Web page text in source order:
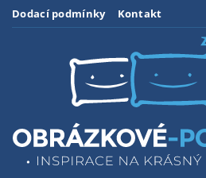
Dodací podmínky Kontakt